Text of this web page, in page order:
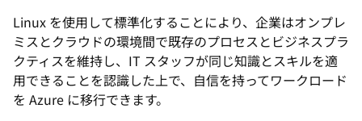
Linux を使用して標準化することにより、企業はオンプレ
ミスとクラウドの環境間で既存のプロセスとビジネスプラ
クティスを維持し、IT スタッフが同じ知識とスキルを適
用できることを認識した上で、自信を持ってワークロード
を Azure に移行できます。